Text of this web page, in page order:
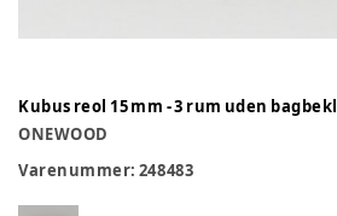
Kubus reol 15 mm - 3 rum uden
ONEWOOD
Varenummer: 248483